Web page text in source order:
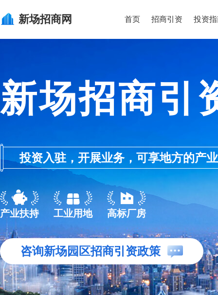
新场招商网 首页 招商引资 投资
新场招商引
投资入驻，开展业务，可享地方的产
产业扶持 工业用地 高标厂房
咨询新场园区招商引资政策